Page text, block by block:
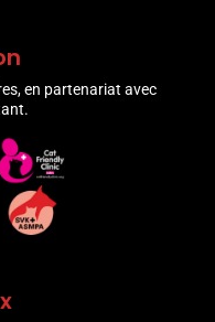
en partenariat avec